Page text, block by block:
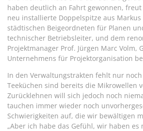
haben deutlich an Fahrt gewonnen,
neu installierte Doppelspitze aus
städtischen Beigeordneten für Planen
technischer Betriebsleiter, und dem
Projektmanager Prof. Jürgen Marc Volm,
Unternehmens für Projektorganisation
In den Verwaltungstrakten fehlt nur
Teeküchen sind bereits die Mikrowellen
Zurücklehnen will sich jedoch noch
tauchen immer wieder noch
Schwierigkeiten auf, die wir bewältigen
„Aber ich habe das Gefühl, wir haben es